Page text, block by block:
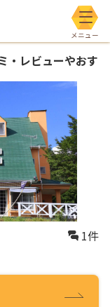
メニ
・レビューやおす
1件